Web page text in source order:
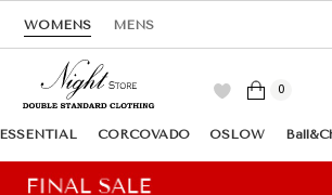
WOMENS MENS
0
ESSENTIAL CORCOVADO OSLOW